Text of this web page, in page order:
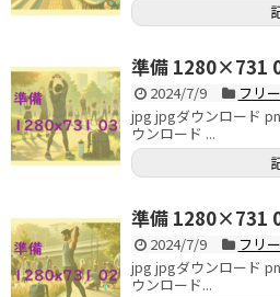
準備 1280×731
2024/7/9 フリ
jpg jpgダウンロード
ウンロード ...
準備 1280×731
2024/7/9 フリ
jpg jpgダウンロード
ウンロード...